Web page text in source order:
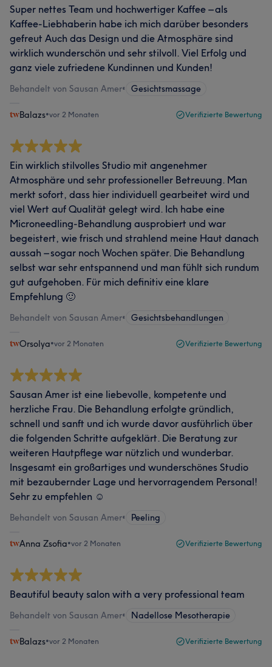
Super nettes Team und hochwertiger Kaffee – als
Kaffee-Liebhaberin habe ich mich darüber besonders
gefreut Auch das Design und die Atmosphäre sind
wirklich wunderschön und sehr stilvoll. Viel Erfolg und
ganz viele zufriedene Kundinnen und Kunden!
Behandelt von Sausan Amer• Gesichtsmassage
Balazs•vor 2 Monaten Verifizierte Bewertung
Ein wirklich stilvolles Studio mit angenehmer
Atmosphäre und sehr professioneller Betreuung. Man
merkt sofort, dass hier individuell gearbeitet wird und
viel Wert auf Qualität gelegt wird. Ich habe eine
Microneedling-Behandlung ausprobiert und war
begeistert, wie frisch und strahlend meine Haut danach
aussah – sogar noch Wochen später. Die Behandlung
selbst war sehr entspannend und man fühlt sich rundum
gut aufgehoben. Für mich definitiv eine klare
Empfehlung 🙂
Behandelt von Sausan Amer• Gesichtsbehandlungen
Orsolya•vor 2 Monaten Verifizierte Bewertung
Sausan Amer ist eine liebevolle, kompetente und
herzliche Frau. Die Behandlung erfolgte gründlich,
schnell und sanft und ich wurde davor ausführlich über
die folgenden Schritte aufgeklärt. Die Beratung zur
weiteren Hautpflege war nützlich und wunderbar.
Insgesamt ein großartiges und wunderschönes Studio
mit bezaubernder Lage und hervorragendem Personal!
Sehr zu empfehlen ☺️
Behandelt von Sausan Amer• Peeling
Anna Zsofia•vor 2 Monaten Verifizierte Bewertung
Beautiful beauty salon with a very professional team
Behandelt von Sausan Amer• Nadellose Mesotherapie
Balazs•vor 2 Monaten Verifizierte Bewertung